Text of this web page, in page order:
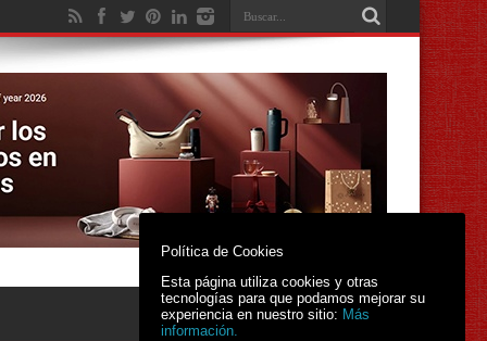
Política de Cookies
Esta página utiliza cookies y otras
tecnologías para que podamos mejorar su
experiencia en nuestro sitio: Más
información.